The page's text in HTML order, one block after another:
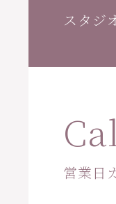
スタジ
営業日